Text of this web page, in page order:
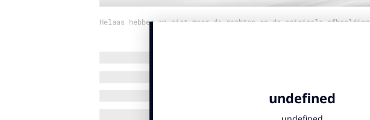
Helaas hebben we niet meer de rechten op de originele afbeelding